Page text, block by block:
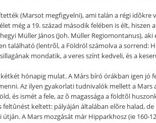
(Marsot megfigyelni), ami talán a régi
még a 19. század második felében is élt,
Müller János (Joh. Müller Regiomontanus),
található (lentrõl, a Földról számolva a
mondatik, a veres színt kedveli, és a
hónapig mulat. A Márs bíró órákban igen
Az ilyen gyakorlati tudnivalók mellett a
és ismét a fele, az õ magassága a földtõl
keltett: pályáján általában elõre halad, de
A Mars mozgását már Hipparkhosz (ie 160-